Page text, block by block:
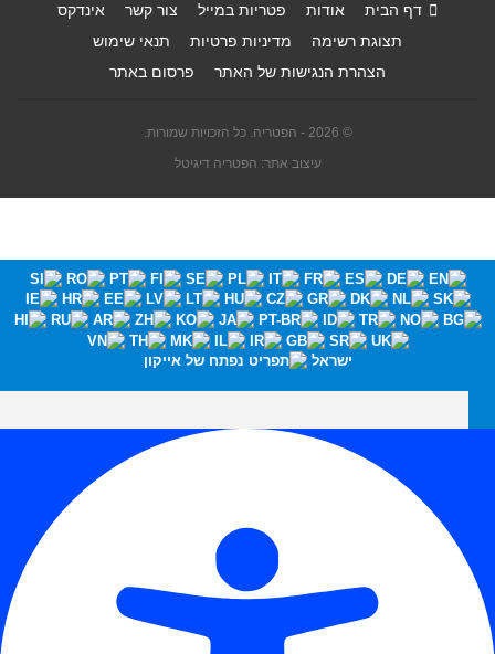
דף הבית אודות פטריות במייל צור קשר
אינדקס
תצוגת רשימה
מדיניות פרטיות
תנאי שימוש
הצהרת הנגישות של האתר
פרסום באתר
© 2026 - הפטריה. כל הזכויות שמורות.
עיצוב אתר: הפטריה דיגיטל
ישראל